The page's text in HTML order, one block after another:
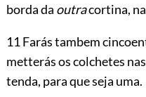
borda da outracortina,
11 Farás tambem
metterás os colchetes nas
tenda, para que seja uma.